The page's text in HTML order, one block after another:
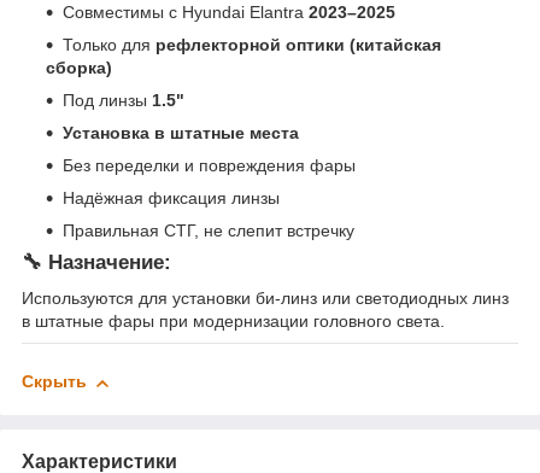
Совместимы с Hyundai Elantra 2023–2025
Только для рефлекторной оптики (китайская
сборка)
Под линзы 1.5"
Установка в штатные места
Без переделки и повреждения фары
Надёжная фиксация линзы
Правильная СТГ, не слепит встречку
🔧 Назначение:
Используются для установки би-линз или светодиодных линз
в штатные фары при модернизации головного света.
Скрыть
Характеристики